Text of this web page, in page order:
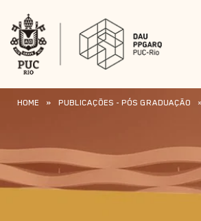
HOME » PUBLICAÇÕES - PÓS GRADUAÇÃO